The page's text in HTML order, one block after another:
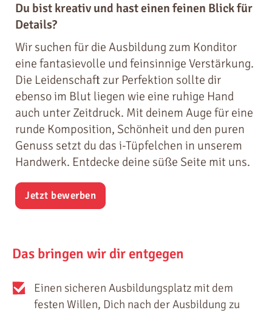
Du bist kreativ und hast einen feinen Blick für
Details?
Wir suchen für die Ausbildung zum Konditor
eine fantasievolle und feinsinnige Verstärkung.
Die Leidenschaft zur Perfektion sollte dir
ebenso im Blut liegen wie eine ruhige Hand
auch unter Zeitdruck. Mit deinem Auge für eine
runde Komposition, Schönheit und den puren
Genuss setzt du das i-Tüpfelchen in unserem
Handwerk. Entdecke deine süße Seite mit uns.
Jetzt bewerben
Das bringen wir dir entgegen
Einen sicheren Ausbildungsplatz mit dem
festen Willen, Dich nach der Ausbildung zu